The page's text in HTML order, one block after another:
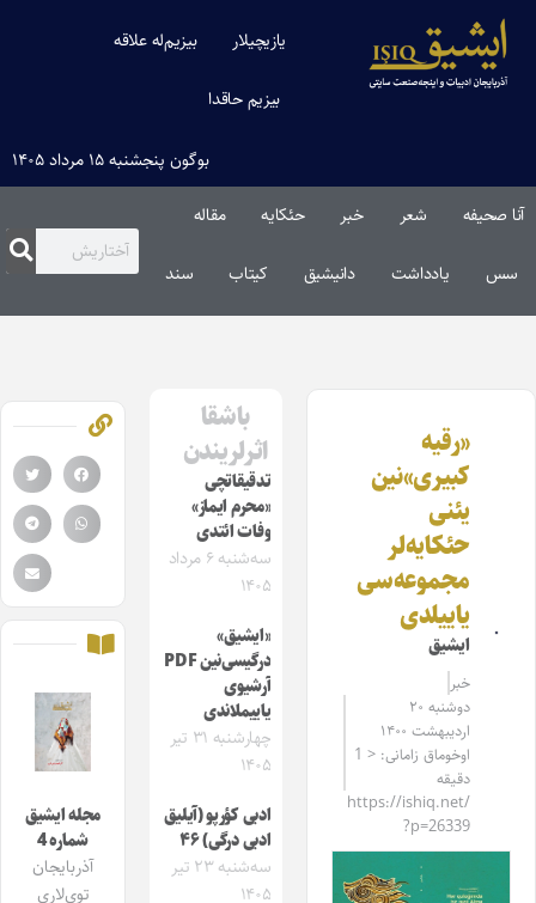
یازیچیلار بیزیم‌له علاقه
بیزیم حاقدا
بوگون پنجشنبه ۱۵ مرداد ۱۴۰۵
آنا صحیفه شعر خبر حئکایه مقاله‌
سس یادداشت دانیشیق کیتاب سند
«رقیه
کبیری»نین
یئنی
حئکایه‌لر
مجموعه‌سی
یاییلدی
ایشیق
خبر
دوشنبه ۲۰
اردیبهشت ۱۴۰۰
اوخوماق زامانی: < 1
دقیقه
https://ishiq.net/
?p=26339
باشقا
اثرلریندن
تدقیقاتچی
«محرم ایماز»
وفات ائتدی
سه‌شنبه ۶ مرداد
۱۴۰۵
«ایشیق»
درگیسی‌نین PDF
آرشیوی
یاییملاندی
چهارشنبه ۳۱ تیر
۱۴۰۵
ادبی کؤرپو (آیلیق
ادبی درگی) ۴۶
سه‌شنبه ۲۳ تیر
۱۴۰۵
مجله ایشیق
شماره 4
آذربایجان
توی‌لاری